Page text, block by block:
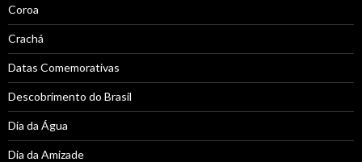
Coroa
Crachá
Datas Comemorativas
Descobrimento do Brasil
Dia da Água
Dia da Amizade